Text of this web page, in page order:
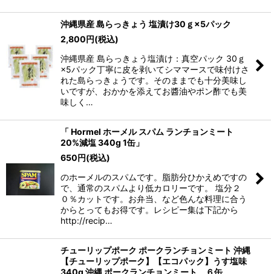
沖縄県産 島らっきょう 塩漬け30ｇ×5パック
2,800円(税込)
沖縄県産 島らっきょう塩漬け：真空パック 30ｇ
×5パック丁寧に皮を剥いてシママースで味付けさ
れた島らっきょうです。そのままでも十分美味し
いですが、おかかを添えてお醬油やポン酢でも美
味しく…
「 Hormel ホーメル スパム ランチョンミート
20%減塩 340g 1缶」
650円(税込)
のホーメルのスパムです。脂肪分ひかえめですの
で、通常のスパムより低カロリーです。 塩分２
０％カットです。お弁当、など色んな料理に合う
からとってもお得です。レシピー集は下記から
http://recip…
チューリップポーク ポークランチョンミート 沖縄
【チューリップポーク】【エコパック】うす塩味
340g 沖縄 ポークランチョンミート ６缶